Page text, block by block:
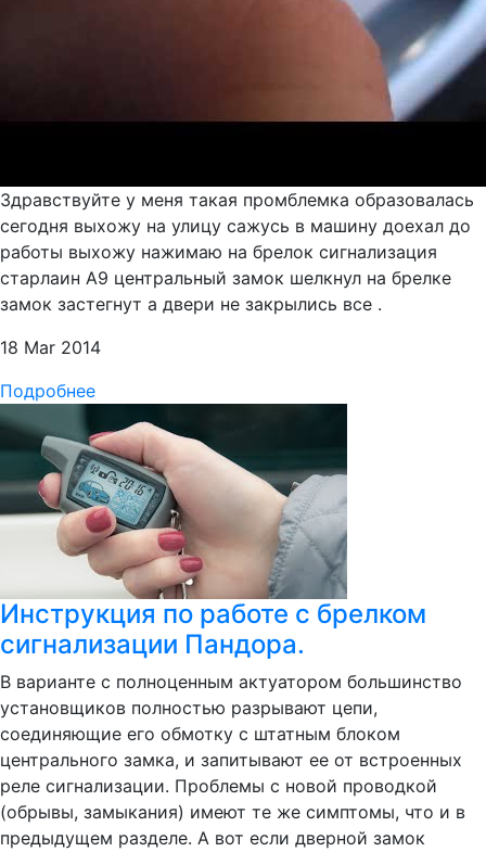
Здравствуйте у меня такая промблемка образовалась
сегодня выхожу на улицу сажусь в машину доехал до
работы выхожу нажимаю на брелок сигнализация
старлаин А9 центральный замок шелкнул на брелке
замок застегнут а двери не закрылись все .
18 Mar 2014
Подробнее
Инструкция по работе с брелком
сигнализации Пандора.
В варианте с полноценным актуатором большинство
установщиков полностью разрывают цепи,
соединяющие его обмотку с штатным блоком
центрального замка, и запитывают ее от встроенных
реле сигнализации. Проблемы с новой проводкой
(обрывы, замыкания) имеют те же симптомы, что и в
предыдущем разделе. А вот если дверной замок